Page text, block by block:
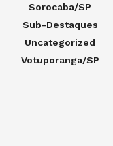
Sorocaba/SP
Sub-Destaques
Uncategorized
Votuporanga/SP